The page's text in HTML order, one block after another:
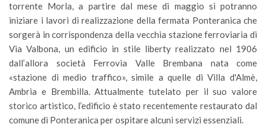
torrente Morla, a partire dal mese di maggio si potranno
iniziare i lavori di realizzazione della fermata Ponteranica che
sorgerà in corrispondenza della vecchia stazione ferroviaria di
Via Valbona, un edificio in stile liberty realizzato nel 1906
dall’allora società Ferrovia Valle Brembana nata come
«stazione di medio traffico», simile a quelle di Villa d'Almè,
Ambria e Brembilla. Attualmente tutelato per il suo valore
storico artistico, l’edificio è stato recentemente restaurato dal
comune di Ponteranica per ospitare alcuni servizi essenziali.